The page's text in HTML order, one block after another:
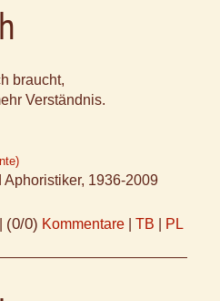
braucht,
Verständnis.
1936-2009
(0/0) Kommentare TB PL